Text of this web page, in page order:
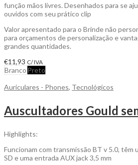
função mãos livres. Desenhados para se
ouvidos com seu prático clip
Valor apresentado para o Brinde não
para orçamentos de personalização e
grandes quantidades.
€11,93 C/ IVA
Branco Preto
Auriculares - Phones, Tecnológicos
Highlights:
Funcionam com transmissão BT v 5.0, têm
SD e uma entrada AUX jack 3,5 mm